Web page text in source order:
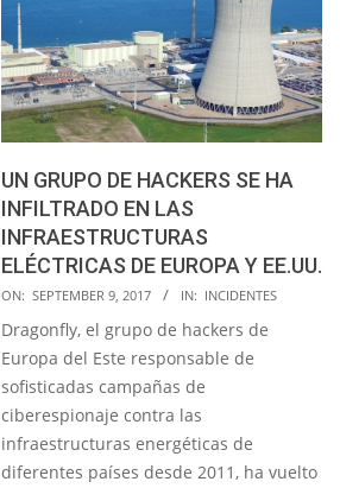
UN GRUPO DE HACKERS SE HA
INFILTRADO EN LAS
INFRAESTRUCTURAS
ELÉCTRICAS DE EUROPA Y EE.UU.
2017-
09-
09
ON: SEPTEMBER 9, 2017 IN: INCIDENTES
Dragonfly, el grupo de hackers de
Europa del Este responsable de
sofisticadas campañas de
ciberespionaje contra las
infraestructuras energéticas de
diferentes países desde 2011, ha vuelto